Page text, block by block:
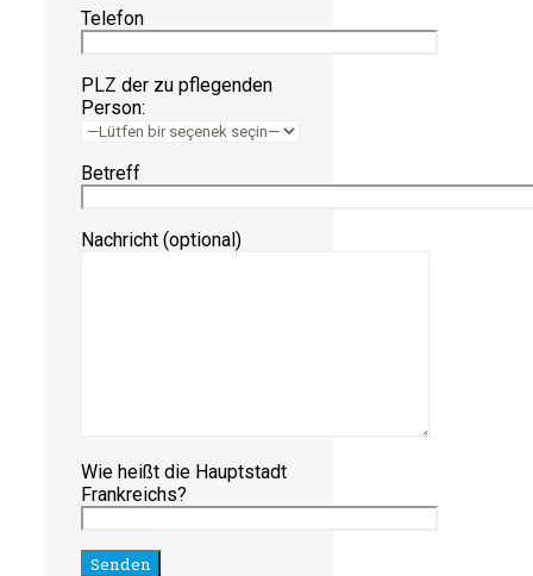
Telefon
PLZ der zu pflegenden
Person:
Betreff
Nachricht (optional)
Wie heißt die Hauptstadt
Frankreichs?